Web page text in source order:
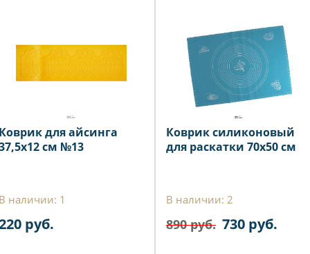
для айсинга
см №13
наличии: 1
руб.
Коврик силиконовый
для раскатки 70х50 см
В наличии: 2
890 руб. 730 руб.